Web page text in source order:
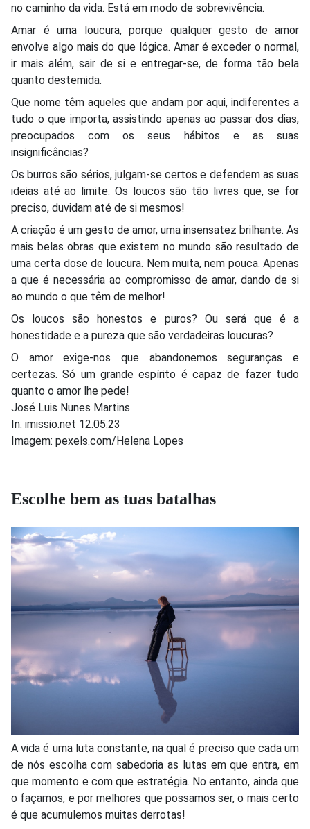
no caminho da vida. Está em modo de sobrevivência.
Amar é uma loucura, porque qualquer gesto de amor
envolve algo mais do que lógica. Amar é exceder o normal,
ir mais além, sair de si e entregar-se, de forma tão bela
quanto destemida.
Que nome têm aqueles que andam por aqui, indiferentes a
tudo o que importa, assistindo apenas ao passar dos dias,
preocupados com os seus hábitos e as suas
insignificâncias?
Os burros são sérios, julgam-se certos e defendem as suas
ideias até ao limite. Os loucos são tão livres que, se for
preciso, duvidam até de si mesmos!
A criação é um gesto de amor, uma insensatez brilhante. As
mais belas obras que existem no mundo são resultado de
uma certa dose de loucura. Nem muita, nem pouca. Apenas
a que é necessária ao compromisso de amar, dando de si
ao mundo o que têm de melhor!
Os loucos são honestos e puros? Ou será que é a
honestidade e a pureza que são verdadeiras loucuras?
O amor exige-nos que abandonemos seguranças e
certezas. Só um grande espírito é capaz de fazer tudo
quanto o amor lhe pede!
José Luis Nunes Martins
In: imissio.net 12.05.23
Imagem: pexels.com/Helena Lopes
Escolhe bem as tuas batalhas
A vida é uma luta constante, na qual é preciso que cada um
de nós escolha com sabedoria as lutas em que entra, em
que momento e com que estratégia. No entanto, ainda que
o façamos, e por melhores que possamos ser, o mais certo
é que acumulemos muitas derrotas!